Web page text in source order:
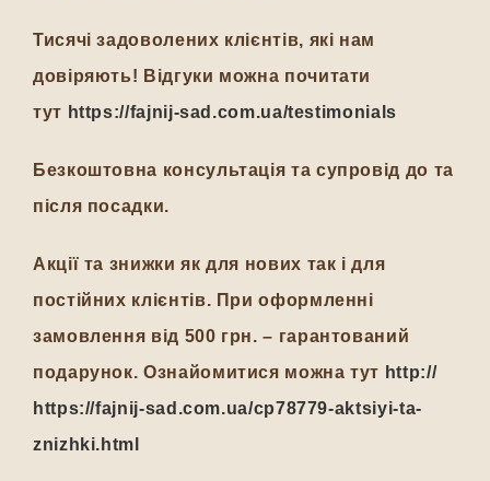
Тисячі задоволених клієнтів, які нам
довіряють! Відгуки можна почитати
тут https://fajnij-sad.com.ua/testimonials
Безкоштовна консультація та супровід до та
після посадки.
Акції та знижки як для нових так і для
постійних клієнтів. При оформленні
замовлення від 500 грн. – гарантований
подарунок. Ознайомитися можна тут http://
https://fajnij-sad.com.ua/cp78779-aktsiyi-ta-
znizhki.html